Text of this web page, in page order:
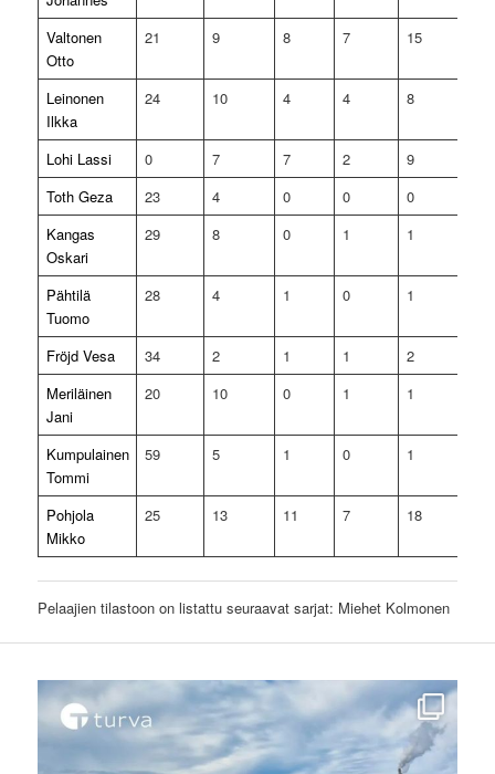
Valtonen
Otto
21 9 8 7 15
Leinonen
Ilkka
24 10 4 4 8
Lohi Lassi 0 7 7 2 9
Toth Geza
23 4 0 0 0
Kangas
Oskari
29 8 0 1 1
Pähtilä
Tuomo
28 4 1 0 1
Fröjd Vesa 34 2 1 1 2
Meriläinen
Jani
20 10 0 1 1
Kumpulainen
Tommi
59 5 1 0 1
Pohjola
Mikko
25 13 11 7 18
Pelaajien tilastoon on listattu seuraavat sarjat: Miehet Kolmonen